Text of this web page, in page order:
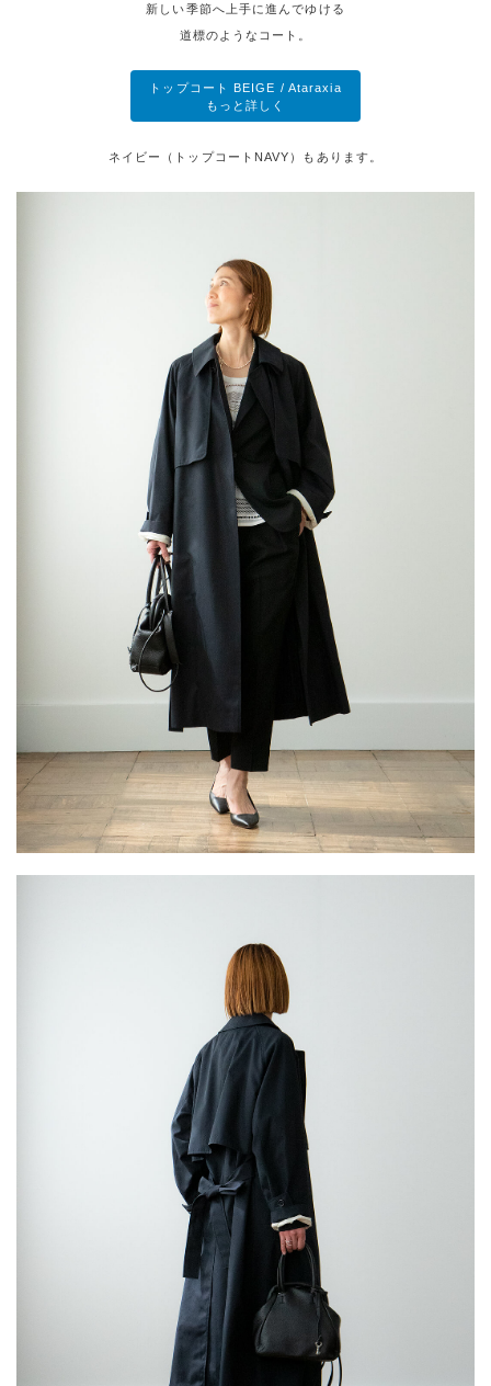
新しい季節へ上手に進んでゆける
道標のようなコート。
トップコート BEIGE / Ataraxia
もっと詳しく
ネイビー（トップコートNAVY）もあります。